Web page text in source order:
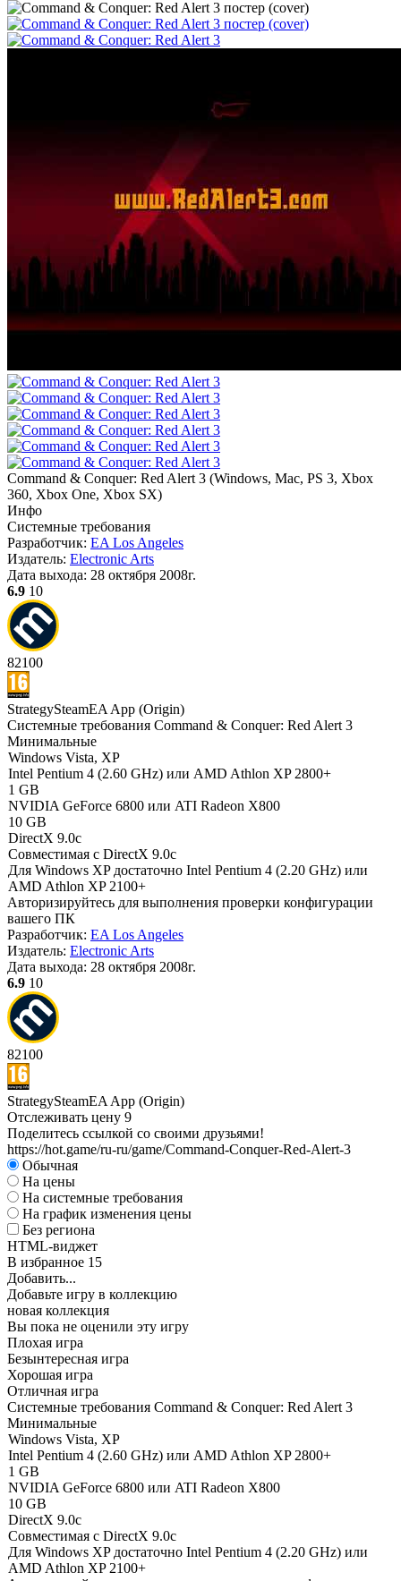
Command & Conquer: Red Alert 3 (Windows, Mac, PS 3, Xbox
360, Xbox One, Xbox SX)
Инфо
Системные требования
Разработчик: EA Los Angeles
Издатель: Electronic Arts
Дата выхода: 28 октября 2008г.
6.9 10
82100
StrategySteamEA App (Origin)
Системные требования Command & Conquer: Red Alert 3
Минимальные
Windows Vista, XP
Intel Pentium 4 (2.60 GHz) или AMD Athlon XP 2800+
1 GB
NVIDIA GeForce 6800 или ATI Radeon X800
10 GB
DirectX 9.0c
Совместимая с DirectX 9.0c
Для Windows XP достаточно Intel Pentium 4 (2.20 GHz) или
AMD Athlon XP 2100+
Авторизируйтесь для выполнения проверки конфигурации
вашего ПК
Разработчик: EA Los Angeles
Издатель: Electronic Arts
Дата выхода: 28 октября 2008г.
6.9 10
82100
StrategySteamEA App (Origin)
Отслеживать цену 9
Поделитесь ссылкой со своими друзьями!
https://hot.game/ru-ru/game/Command-Conquer-Red-Alert-3
Обычная
На цены
На системные требования
На график изменения цены
Без региона
HTML-виджет
В избранное 15
Добавить...
Добавьте игру в коллекцию
новая коллекция
Вы пока не оценили эту игру
Плохая игра
Безынтересная игра
Хорошая игра
Отличная игра
Системные требования Command & Conquer: Red Alert 3
Минимальные
Windows Vista, XP
Intel Pentium 4 (2.60 GHz) или AMD Athlon XP 2800+
1 GB
NVIDIA GeForce 6800 или ATI Radeon X800
10 GB
DirectX 9.0c
Совместимая с DirectX 9.0c
Для Windows XP достаточно Intel Pentium 4 (2.20 GHz) или
AMD Athlon XP 2100+